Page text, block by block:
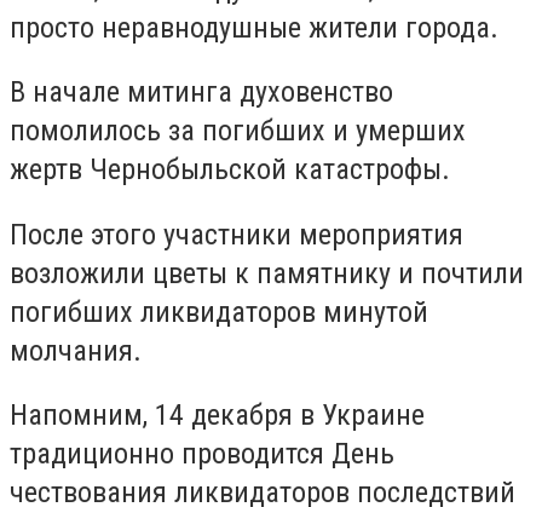
просто неравнодушные жители города.
В начале митинга духовенство
помолилось за погибших и умерших
жертв Чернобыльской катастрофы.
После этого участники мероприятия
возложили цветы к памятнику и почтили
погибших ликвидаторов минутой
молчания.
Напомним, 14 декабря в Украине
традиционно проводится День
чествования ликвидаторов последствий